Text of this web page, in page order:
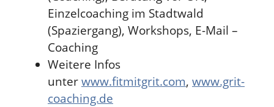
Einzelcoaching im Stadtwald
(Spaziergang), Workshops, E-Mail –
Coaching
Weitere Infos
unterwww.fitmitgrit.com, www.grit-
coaching.de